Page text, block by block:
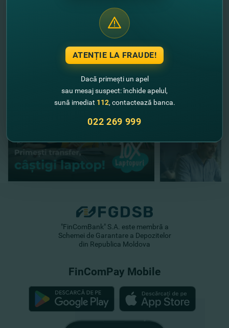
Bucură-te de promoţii speciale împreună cu
Alte noutăţi
"FinComBank" S.A. este membră a
Schemei de Garantare a Depozitelor
din Republica Moldova
FinComPay Mobile
ATENȚIE LA FRAUDE!
Dacă primești un apel
sau mesaj suspect: închide apelul,
sună imediat 112, contactează banca.
022 269 999